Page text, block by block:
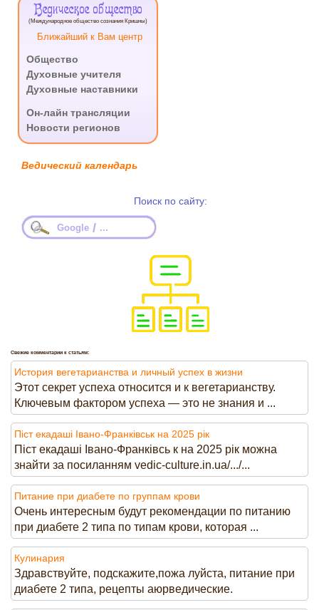
Ведическое общество
(Международное общество сознания Кришны)
Ближайший к Вам центр
Общество
Духовные учителя
Духовные наставники
Он-лайн трансляции
Новости регионов
Ведический календарь
Поиск по сайту:
Google / ...
Свежие комментарии к статьям:
История вегетарианства и личный успех в жизни
Этот секрет успеха относится и к вегетарианству.
Ключевым фактором успеха — это не знания и ...
Піст екадаші Івано-Франківськ на 2025 рік
Піст екадаші Івано-Франківсь к на 2025 рік можна
знайти за посиланням vedic-culture.in.ua/.../...
Питание при диабете по группам крови
Очень интересным будут рекомендации по питанию
при диабете 2 типа по типам крови, которая ...
Кулинария
Здравствуйте, подскажите,пожа луйста, питание при
диабете 2 типа, рецепты аюрведические.